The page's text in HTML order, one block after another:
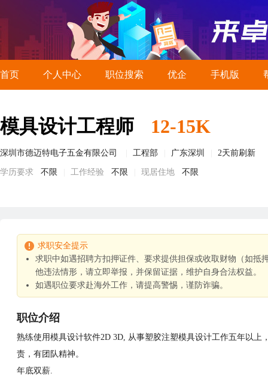
首页 个人中心 职位搜索 优企 手机版
模具设计工程师 12-15K
深圳市德迈特电子五金有限公司 工程部 广东深圳 2天前刷新
学历要求 不限 工作经验 不限 现居住地 不限
求职安全提示
求职中如遇招聘方扣押证件、要求提供担保或收取财物（如
他违法情形，请立即举报，并保留证据，维护自身合法权益。
如遇职位要求赴海外工作，请提高警惕，谨防诈骗。
职位介绍
熟练使用模具设计软件2D 3D, 从事塑胶注塑模具设计工作五年以
责，有团队精神。
年底双薪.